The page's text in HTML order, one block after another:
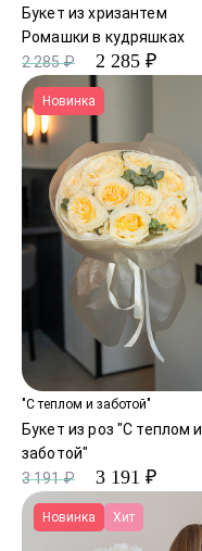
Букет из хризантем
Ромашки в кудряшках
2 285 ₽
2 285 ₽
Новинка
"С теплом и заботой"
Букет из роз "С теплом и
заботой"
3 191 ₽
3 191 ₽
Новинка Хит